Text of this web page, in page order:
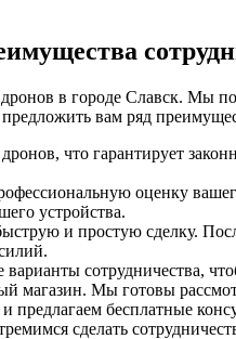
в городе Славск. Мы
вам ряд
что гарантирует
оценку
устройства.
и простую сделку.
сотрудничества,
магазин. Мы готовы
бесплатные
сделать